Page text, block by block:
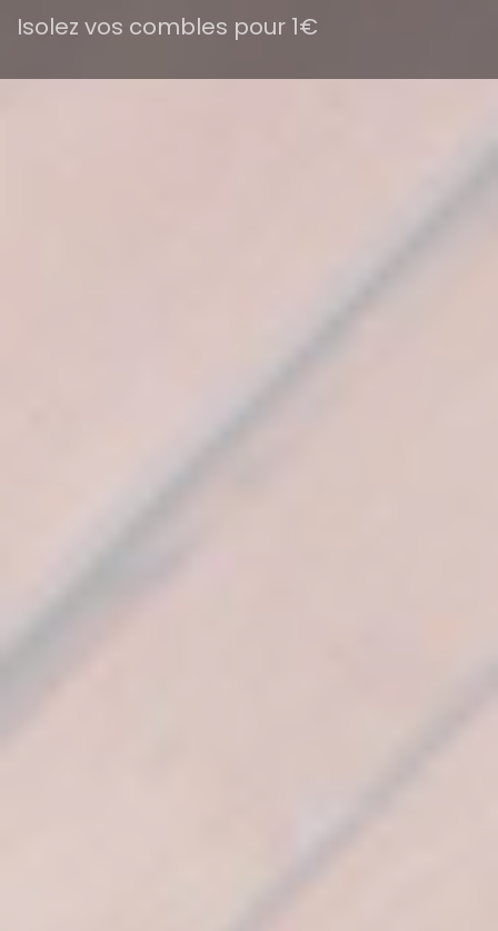
Isolez vos combles pour 1€